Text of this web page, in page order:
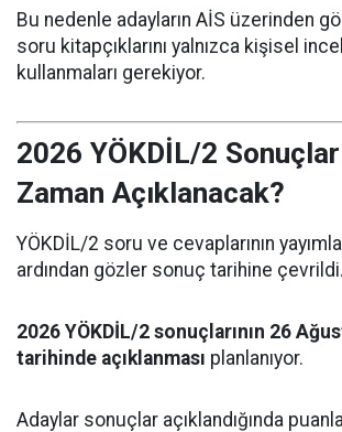
Bu nedenle adayların AİS üzerinden
soru kitapçıklarını yalnızca kişisel
kullanmaları gerekiyor.
2026 YÖKDİL/2
Zaman Açıklanacak?
YÖKDİL/2 soru ve cevaplarının
ardından gözler sonuç tarihine çevrildi.
2026 YÖKDİL/2 sonuçlarının 26
tarihinde açıklanması planlanıyor.
Adaylar sonuçlar açıklandığında